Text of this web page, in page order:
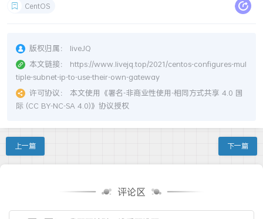
CentOS
版权归属：
liveJQ
本文链接：
https://www.livejq.top/2021/centos-configures-mul
tiple-subnet-ip-to-use-their-own-gateway
许可协议：
本文使用《署名-非商业性使用-相同方式共享 4.0 国
际 (CC BY-NC-SA 4.0)》协议授权
上一篇 下一篇
评论区